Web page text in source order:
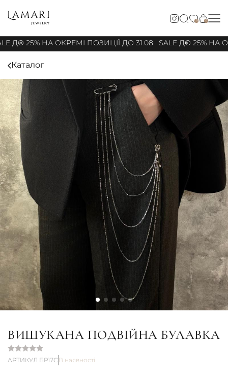
0 0
ДО 25% НА ОКРЕМІ ПОЗИЦІЇ ДО 31.08 SALE ДО 25% НА
Каталог
ВИШУКАНА ПОДВІЙНА БУЛАВКА
АРТИКУЛ БР17С В наявності